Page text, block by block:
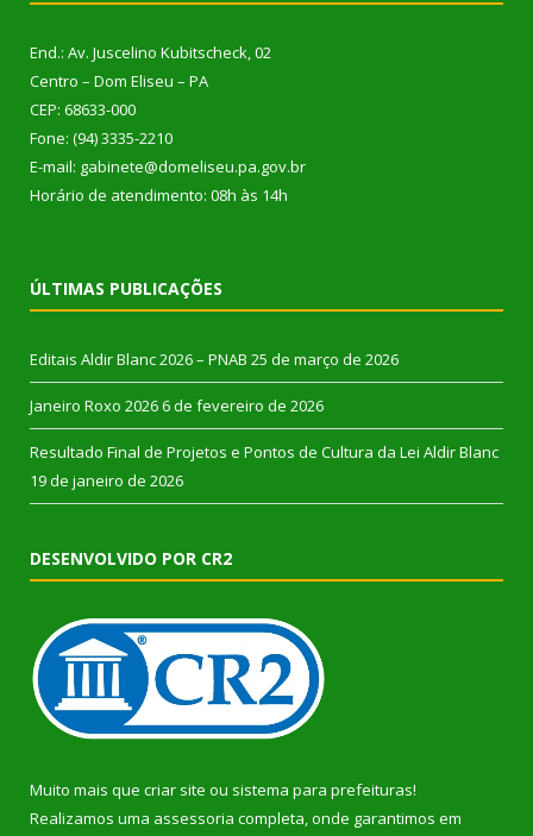
End.: Av. Juscelino Kubitscheck, 02
Centro – Dom Eliseu – PA
CEP: 68633-000
Fone: (94) 3335-2210
E-mail: gabinete@domeliseu.pa.gov.br
Horário de atendimento: 08h às 14h
ÚLTIMAS PUBLICAÇÕES
Editais Aldir Blanc 2026 – PNAB 25 de março de 2026
Janeiro Roxo 2026 6 de fevereiro de 2026
Resultado Final de Projetos e Pontos de Cultura da Lei Aldir Blanc
19 de janeiro de 2026
DESENVOLVIDO POR CR2
Muito mais que criar site ou sistema para prefeituras!
Realizamos uma assessoria completa, onde garantimos em